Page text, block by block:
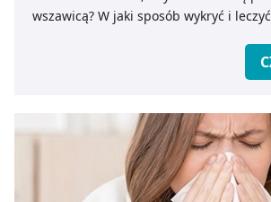
wszawicą? W jaki sposób wykryć i